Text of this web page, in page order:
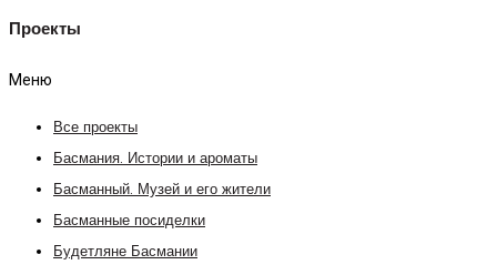
Проекты
Меню
Все проекты
Басмания. Истории и ароматы
Басманный. Музей и его жители
Басманные посиделки
Будетляне Басмании